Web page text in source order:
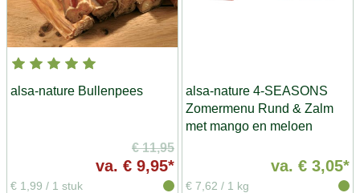
alsa-nature Bullenpees
€ 11,95
va. € 9,95*
€ 1,99 / 1 stuk
alsa-nature 4-SEASONS
Zomermenu Rund & Zalm
met mango en meloen
va. € 3,05*
€ 7,62 / 1 kg